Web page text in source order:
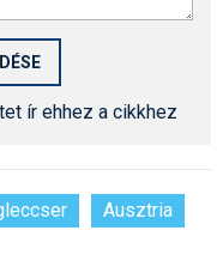
ír ehhez a cikkhez
Ausztria